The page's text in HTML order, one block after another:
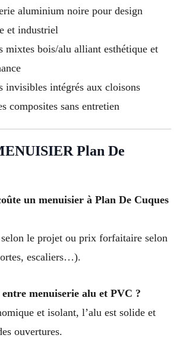
aluminium noire pour design
et industriel
mixtes bois/alu alliant esthétique et
invisibles intégrés aux cloisons
composites sans entretien
Plan De
un menuisier à Plan De Cuques
le projet ou prix forfaitaire selon
escaliers…).
menuiserie alu et PVC ?
et isolant, l’alu est solide et
ouvertures.